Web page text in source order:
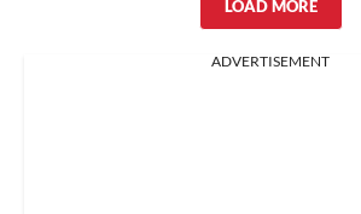
LOAD MORE
ADVERTISEMENT